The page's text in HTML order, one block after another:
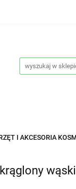
I AKCESORIA